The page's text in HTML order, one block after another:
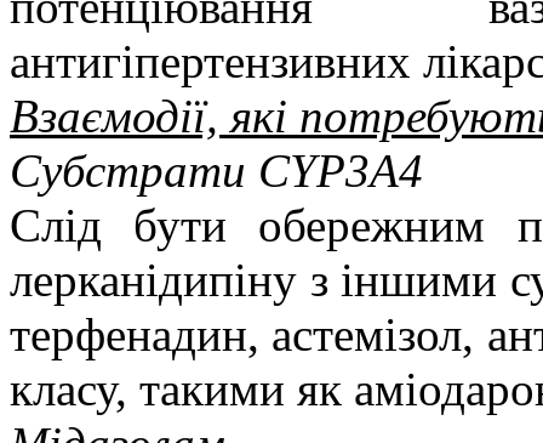
антигіпертензивних
Взаємодії, які
Субстрати CYP3A4
Слід бути обережним
лерканідипіну з іншими
терфенадин, астемізол,
класу, такими як